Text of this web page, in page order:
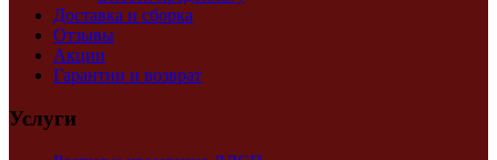
Доставка и сборка
Отзывы
Акции
Гарантии и возврат
Услуги